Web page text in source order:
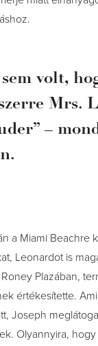
volt,
Mrs.
–
a Miami Beachre
Leonardot is
Plazában,
értékesítette.
Joseph
Olyannyira,